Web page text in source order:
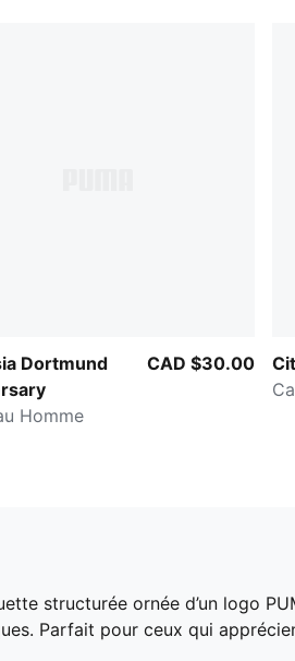
Dortmund
Homme
CAD $30.00
structurée ornée d’un logo
Parfait pour ceux qui